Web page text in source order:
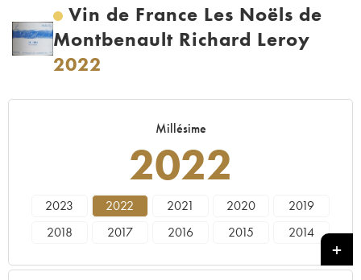
Vin de France Les Noëls de
Montbenault Richard Leroy
2022
Millésime
2022
2023 2022 2021 2020
2019
2018
2017 2016 2015
2014